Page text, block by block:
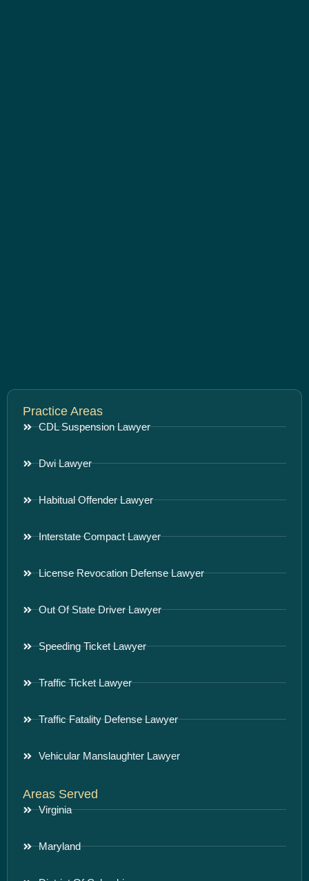
Practice Areas
CDL Suspension Lawyer
Dwi Lawyer
Habitual Offender Lawyer
Interstate Compact Lawyer
License Revocation Defense Lawyer
Out Of State Driver Lawyer
Speeding Ticket Lawyer
Traffic Ticket Lawyer
Traffic Fatality Defense Lawyer
Vehicular Manslaughter Lawyer
Areas Served
Virginia
Maryland